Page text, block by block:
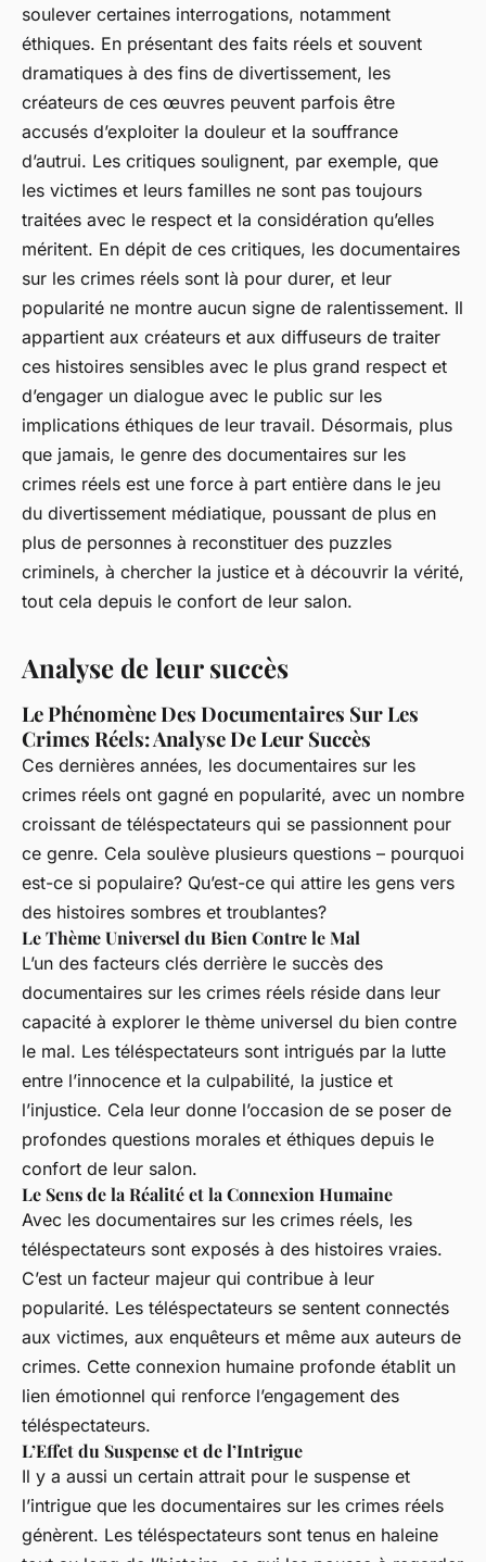
soulever certaines interrogations, notamment
éthiques. En présentant des faits réels et souvent
dramatiques à des fins de divertissement, les
créateurs de ces œuvres peuvent parfois être
accusés d’exploiter la douleur et la souffrance
d’autrui. Les critiques soulignent, par exemple, que
les victimes et leurs familles ne sont pas toujours
traitées avec le respect et la considération qu’elles
méritent. En dépit de ces critiques, les documentaires
sur les crimes réels sont là pour durer, et leur
popularité ne montre aucun signe de ralentissement. Il
appartient aux créateurs et aux diffuseurs de traiter
ces histoires sensibles avec le plus grand respect et
d’engager un dialogue avec le public sur les
implications éthiques de leur travail. Désormais, plus
que jamais, le genre des documentaires sur les
crimes réels est une force à part entière dans le jeu
du divertissement médiatique, poussant de plus en
plus de personnes à reconstituer des puzzles
criminels, à chercher la justice et à découvrir la vérité,
tout cela depuis le confort de leur salon.
Analyse de leur succès
Le Phénomène Des Documentaires Sur Les
Crimes Réels: Analyse De Leur Succès
Ces dernières années, les documentaires sur les
crimes réels ont gagné en popularité, avec un nombre
croissant de téléspectateurs qui se passionnent pour
ce genre. Cela soulève plusieurs questions – pourquoi
est-ce si populaire? Qu’est-ce qui attire les gens vers
des histoires sombres et troublantes?
Le Thème Universel du Bien Contre le Mal
L’un des facteurs clés derrière le succès des
documentaires sur les crimes réels réside dans leur
capacité à explorer le thème universel du bien contre
le mal. Les téléspectateurs sont intrigués par la lutte
entre l’innocence et la culpabilité, la justice et
l’injustice. Cela leur donne l’occasion de se poser de
profondes questions morales et éthiques depuis le
confort de leur salon.
Le Sens de la Réalité et la Connexion Humaine
Avec les documentaires sur les crimes réels, les
téléspectateurs sont exposés à des histoires vraies.
C’est un facteur majeur qui contribue à leur
popularité. Les téléspectateurs se sentent connectés
aux victimes, aux enquêteurs et même aux auteurs de
crimes. Cette connexion humaine profonde établit un
lien émotionnel qui renforce l’engagement des
téléspectateurs.
L’Effet du Suspense et de l’Intrigue
Il y a aussi un certain attrait pour le suspense et
l’intrigue que les documentaires sur les crimes réels
génèrent. Les téléspectateurs sont tenus en haleine